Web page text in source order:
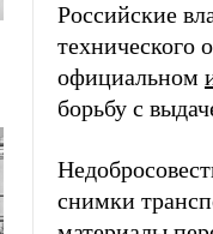
Российские
технического
официальном
борьбу с
снимки